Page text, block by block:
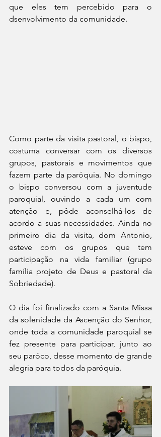
que eles tem percebido para o
dsenvolvimento da comunidade.
Como parte da visita pastoral, o bispo,
costuma conversar com os diversos
grupos, pastorais e movimentos que
fazem parte da paróquia. No domingo
o bispo conversou com a juventude
paroquial, ouvindo a cada um com
atenção e, pôde aconselhá-los de
acordo a suas necessidades. Ainda no
primeiro dia da visita, dom Antonio,
esteve com os grupos que tem
participação na vida familiar (grupo
família projeto de Deus e pastoral da
Sobriedade).
O dia foi finalizado com a Santa Missa
da solenidade da Ascenção do Senhor,
onde toda a comunidade paroquial se
fez presente para participar, junto ao
seu paróco, desse momento de grande
alegria para todos da paróquia.